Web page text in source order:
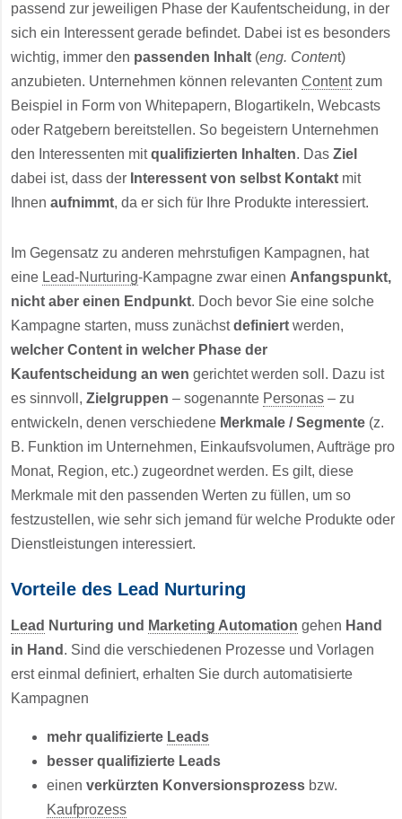
passend zur jeweiligen Phase der Kaufentscheidung, in der
sich ein Interessent gerade befindet. Dabei ist es besonders
wichtig, immer den passenden Inhalt (eng. Content)
anzubieten. Unternehmen können relevanten Contentzum
Beispiel in Form von Whitepapern, Blogartikeln, Webcasts
oder Ratgebern bereitstellen. So begeistern Unternehmen
den Interessenten mitqualifizierten Inhalten. Das Ziel
dabei ist, dass der Interessent von selbst Kontakt mit
Ihnen aufnimmt, da er sich für Ihre Produkte interessiert.
Im Gegensatz zu anderen mehrstufigen Kampagnen, hat
eine Lead-Nurturing-Kampagne zwar einen Anfangspunkt,
nicht aber einen Endpunkt. Doch bevor Sie eine solche
Kampagne starten, muss zunächstdefiniert werden,
welcher Content in welcher Phase der
Kaufentscheidung an wen gerichtet werden soll. Dazu ist
es sinnvoll, Zielgruppen – sogenannte Personas – zu
entwickeln, denen verschiedene Merkmale / Segmente (z.
B. Funktion im Unternehmen, Einkaufsvolumen, Aufträge pro
Monat, Region, etc.) zugeordnet werden. Es gilt, diese
Merkmale mit den passenden Werten zu füllen, um so
festzustellen, wie sehr sich jemand für welche Produkte oder
Dienstleistungen interessiert.
Vorteile des Lead Nurturing
Lead Nurturing und Marketing Automation gehen Hand
in Hand . Sind die verschiedenen Prozesse und Vorlagen
erst einmal definiert, erhalten Sie durch automatisierte
Kampagnen
mehr qualifizierte Leads
besser qualifizierte Leads
einen verkürzten Konversionsprozess bzw.
Kaufprozess